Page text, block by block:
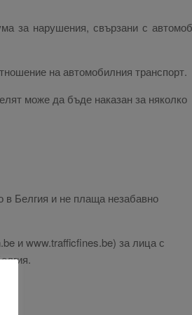
за нарушения, свързани с
на автомобилния транспорт.
може да бъде наказан за няколко
в Белгия и не плаща незабавно
и www.trafficfines.be) за лица с